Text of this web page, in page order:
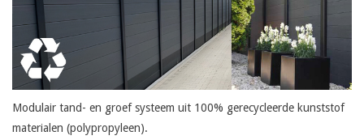
Documenten
Kaart
Modulair tand- en groef systeem uit 100% gerecycleerde kunststof
materialen (polypropyleen).